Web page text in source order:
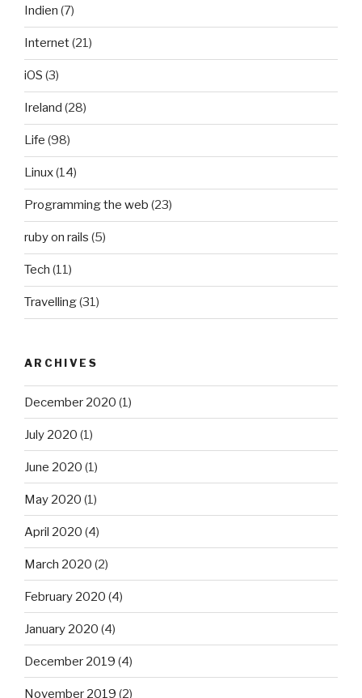
Indien (7)
Internet(21)
iOS (3)
Ireland (28)
Life (98)
Linux(14)
Programming the web (23)
ruby on rails (5)
Tech (11)
Travelling(31)
ARCHIVES
December 2020 (1)
July 2020 (1)
June 2020 (1)
May 2020 (1)
April 2020 (4)
March 2020 (2)
February 2020 (4)
January 2020 (4)
December 2019 (4)
November 2019 (2)